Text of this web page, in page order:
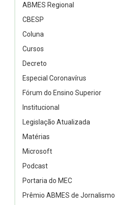
ABMES Regional
CBESP
Coluna
Cursos
Decreto
Especial Coronavírus
Fórum do Ensino Superior
Institucional
Legislação Atualizada
Matérias
Microsoft
Podcast
Portaria do MEC
Prêmio ABMES de Jornalismo